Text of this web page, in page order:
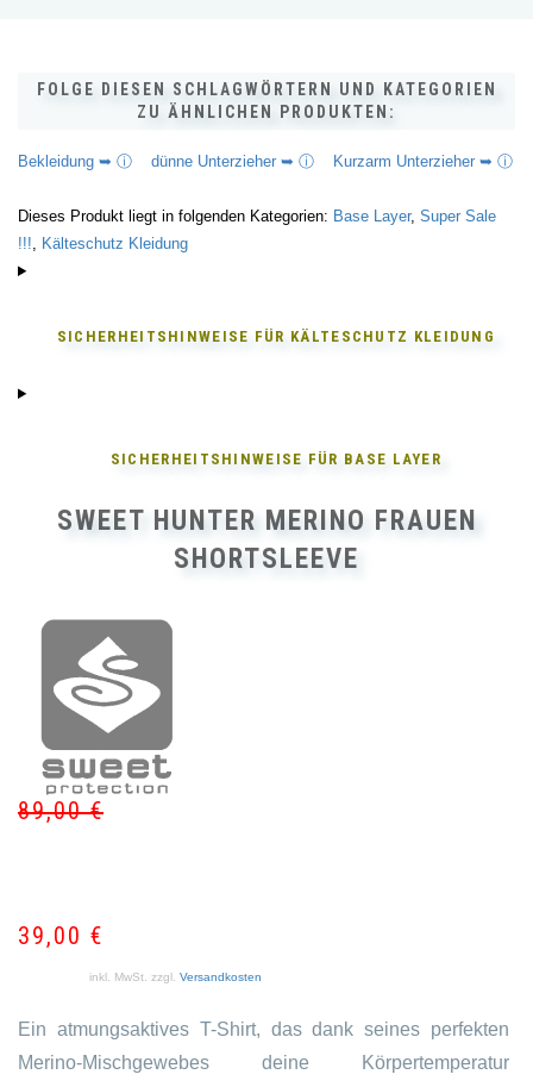
FOLGE DIESEN SCHLAGWÖRTERN UND KATEGORIEN
ZU ÄHNLICHEN PRODUKTEN:
Bekleidung ➥ ⓘ dünne Unterzieher ➥ ⓘ Kurzarm Unterzieher ➥ ⓘ
Dieses Produkt liegt in folgenden Kategorien: Base Layer, Super Sale
!!!, Kälteschutz Kleidung
SICHERHEITSHINWEISE FÜR KÄLTESCHUTZ KLEIDUNG
SICHERHEITSHINWEISE FÜR BASE LAYER
SWEET HUNTER MERINO FRAUEN
SHORTSLEEVE
89,00€
39,00 €
inkl. MwSt. zzgl. Versandkosten
Ein atmungsaktives T-Shirt, das dank seines perfekten
Merino-Mischgewebes deine Körpertemperatur